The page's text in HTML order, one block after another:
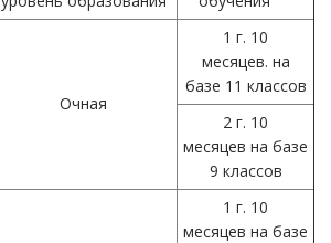
Очная
1 г. 10
месяцев. на
базе 11 классов
2 г. 10
месяцев на базе
9 классов
1 г. 10
месяцев на базе